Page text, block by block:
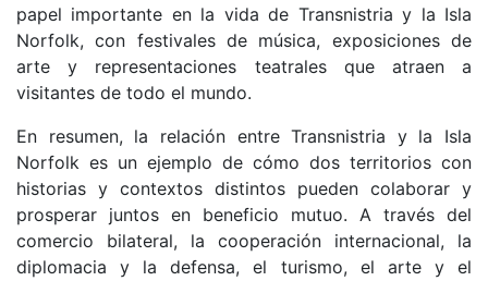
papel importante en la vida de Transnistria y la Isla
Norfolk, con festivales de música, exposiciones de
arte y representaciones teatrales que atraen a
visitantes de todo el mundo.
En resumen, la relación entre Transnistria y la Isla
Norfolk es un ejemplo de cómo dos territorios con
historias y contextos distintos pueden colaborar y
prosperar juntos en beneficio mutuo. A través del
comercio bilateral, la cooperación internacional, la
diplomacia y la defensa, el turismo, el arte y el